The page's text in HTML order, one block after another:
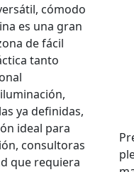
cómodo
es una gran
de fácil
tanto
ya definidas,
ideal para
consultoras
que requiera